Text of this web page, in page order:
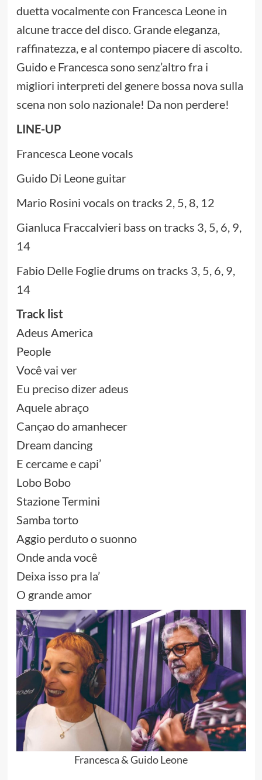
duetta vocalmente con Francesca Leone in
alcune tracce del disco. Grande eleganza,
raffinatezza, e al contempo piacere di ascolto.
Guido e Francesca sono senz’altro fra i
migliori interpreti del genere bossa nova sulla
scena non solo nazionale! Da non perdere!
LINE-UP
Francesca Leone vocals
Guido Di Leone guitar
Mario Rosini vocals on tracks 2, 5, 8, 12
Gianluca Fraccalvieri bass on tracks 3, 5, 6, 9,
14
Fabio Delle Foglie drums on tracks 3, 5, 6, 9,
14
Track list
Adeus America
People
Você vai ver
Eu preciso dizer adeus
Aquele abraço
Cançao do amanhecer
Dream dancing
E cercame e capi’
Lobo Bobo
Stazione Termini
Samba torto
Aggio perduto o suonno
Onde anda você
Deixa isso pra la’
O grande amor
Francesca & Guido Leone